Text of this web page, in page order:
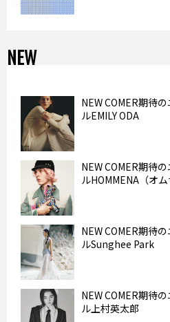
NEW
NEW COMER期待
ルEMILY ODA
NEW COMER期待
ルHOMMENA（オム
NEW COMER期待
ルSunghee Park
NEW COMER期待
ル上村英太郎